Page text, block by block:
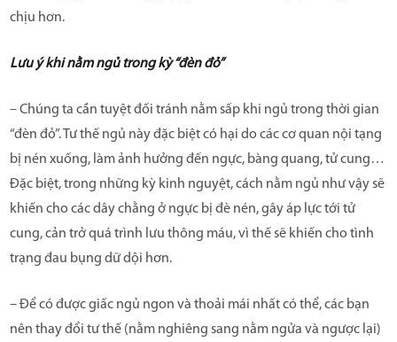
chịu hơn.
Lưu ý khi nằm ngủ trong kỳ “đèn đỏ”
– Chúng ta cần tuyệt đối tránh nằm sấp khi ngủ trong thời gian
“đèn đỏ”. Tư thế ngủ này đặc biệt có hại do các cơ quan nội tạng
bị nén xuống, làm ảnh hưởng đến ngực, bàng quang, tử cung…
Đặc biệt, trong những kỳ kinh nguyệt, cách nằm ngủ như vậy sẽ
khiến cho các dây chằng ở ngực bị đè nén, gây áp lực tới tử
cung, cản trở quá trình lưu thông máu, vì thế sẽ khiến cho tình
trạng đau bụng dữ dội hơn.
– Để có được giấc ngủ ngon và thoải mái nhất có thể, các bạn
nên thay đổi tư thế (nằm nghiêng sang nằm ngửa và ngược lại)